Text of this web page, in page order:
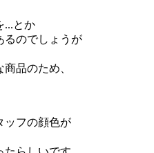
...とか
るのでしょうが
品のため、
ッフの顔色が